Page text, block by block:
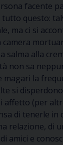
facente
tutto questo:
ma ci si
salma alla
non sa
magari la
si
affetto (per
di tenerle in
relazione, di
amici e